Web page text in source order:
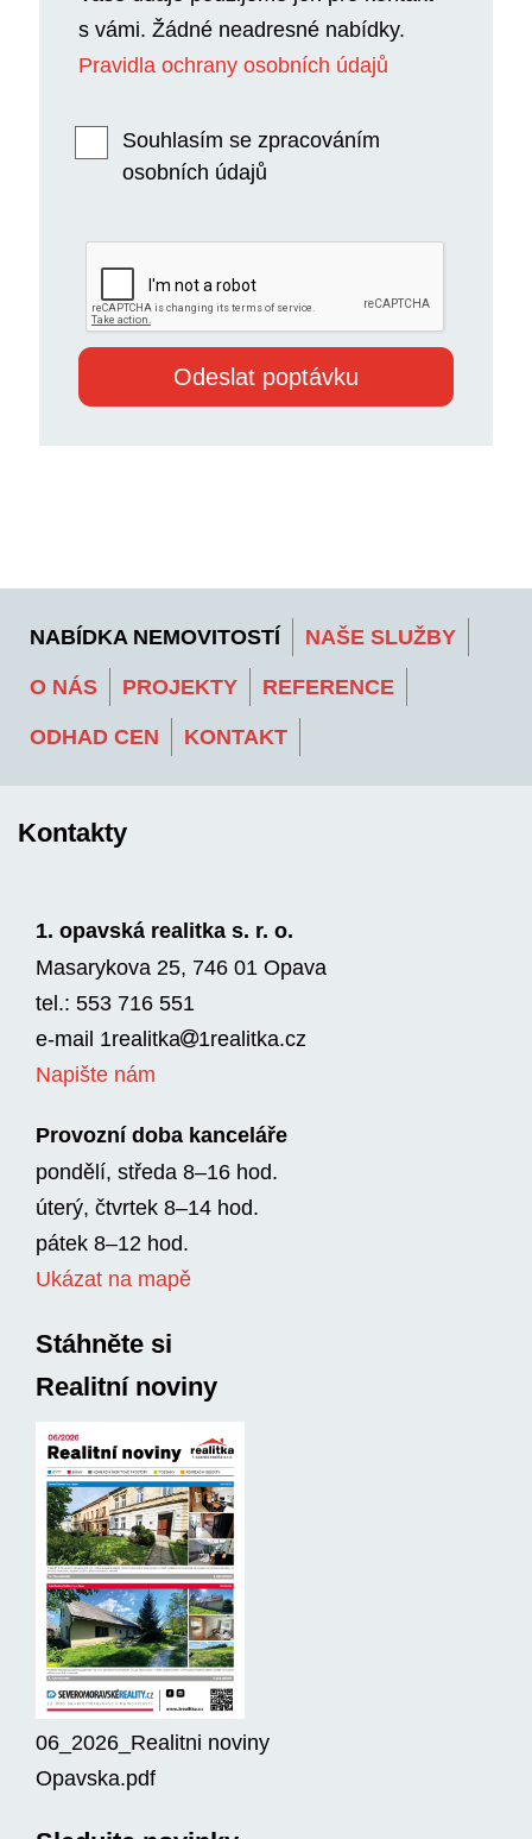
s vámi. Žádné neadresné nabídky.
Pravidla ochrany osobních údajů
Souhlasím se zpracováním
osobních údajů
NABÍDKA NEMOVITOSTÍ NAŠE SLUŽBY
O NÁS PROJEKTY REFERENCE
ODHAD CEN KONTAKT
Kontakty
1. opavská realitka s. r. o.
Masarykova 25, 746 01 Opava
tel.: 553 716 551
e-mail 1realitka
1rea­litka.cz
Napište nám
Provozní doba kanceláře
pondělí, středa 8–16 hod.
úterý, čtvrtek 8–14 hod.
pátek 8–12 hod.
Ukázat na mapě
Stáhněte si
Realitní noviny
06_2026_Realitni noviny
Opavska.pdf